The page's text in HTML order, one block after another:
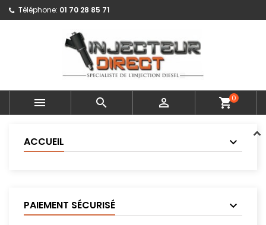
Téléphone: 01 70 28 85 71
   shopping_cart0
ACCUEIL
PAIEMENT SÉCURISÉ